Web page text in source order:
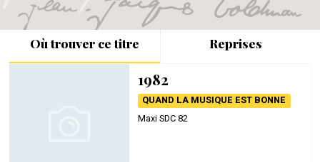
Où trouver ce titre Reprises
1982
QUAND LA MUSIQUE EST BONNE
Maxi SDC 82